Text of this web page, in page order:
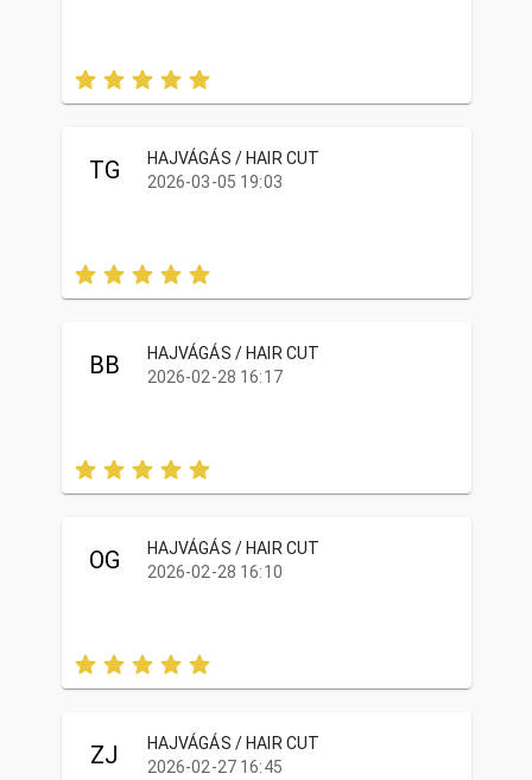
TG
HAJVÁGÁS / HAIR CUT
2026-03-05 19:03
BB
HAJVÁGÁS / HAIR CUT
2026-02-28 16:17
OG
HAJVÁGÁS / HAIR CUT
2026-02-28 16:10
ZJ
HAJVÁGÁS / HAIR CUT
2026-02-27 16:45